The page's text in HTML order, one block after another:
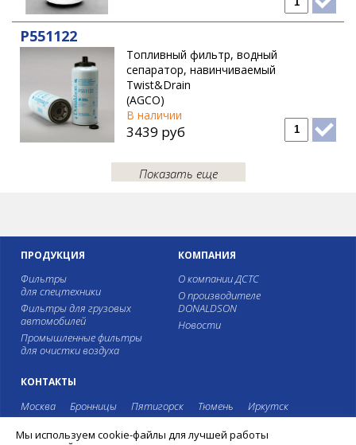
P551122
Топливный фильтр, водный
сепаратор, навинчиваемый
Twist&Drain
(AGCO)
В наличии
3439 руб
Показать еще
КОМПАНИЯ
О компании ДСТС
О производителе
DONALDSON
Новости
ПРОДУКЦИЯ
Фильтры
для спецтехники
Фильтры для грузовых
автомобилей
Промышленные фильтры
для очистки воздуха
КОНТАКТЫ
Москва Бронницы Пятигорск Тюмень Иркутск
Мы используем cookie-файлы для лучшей работы